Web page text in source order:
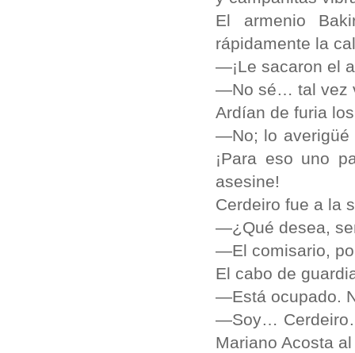
El armenio
rápidamente la
—¡Le sacaron el
—No sé… tal vez
Ardían de furia
—No; lo averigüé
¡Para eso uno
asesine!
Cerdeiro fue a la
—¿Qué desea,
—El comisario,
El cabo de
—Está ocupado.
—Soy…
Mariano Acosta